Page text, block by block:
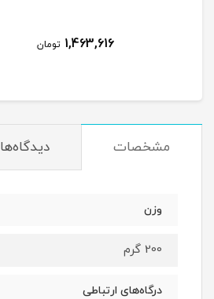
1,463,616 تومان
مشخصات دیدگاه‌ها
وزن
200 گرم
درگاه‌های ارتباطی